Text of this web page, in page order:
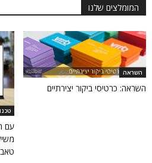
המומלצים שלנו
השראה
השראה: כרטיסי ביקור יצירתיים